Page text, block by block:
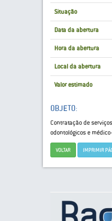
Situação
Data da abertura
Hora da abertura
Local da abertura
Valor estimado
OBJETO:
Contratação de
odontológicos e
VOLTAR IMPRIMIR